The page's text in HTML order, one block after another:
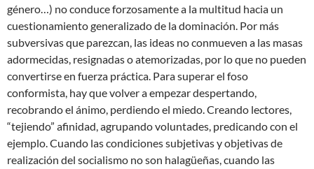
género…) no conduce forzosamente a la multitud hacia un
cuestionamiento generalizado de la dominación. Por más
subversivas que parezcan, las ideas no conmueven a las masas
adormecidas, resignadas o atemorizadas, por lo que no pueden
convertirse en fuerza práctica. Para superar el foso
conformista, hay que volver a empezar despertando,
recobrando el ánimo, perdiendo el miedo. Creando lectores,
“tejiendo” afinidad, agrupando voluntades, predicando con el
ejemplo. Cuando las condiciones subjetivas y objetivas de
realización del socialismo no son halagüeñas, cuando las